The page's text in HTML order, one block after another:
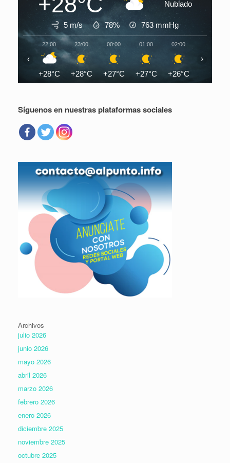
Nublado
5 m/s 78% 763 mmHg
22:00
+28°C
23:00
+28°C
00:00
+27°C
01:00
+27°C
02:00
+26°C
‹ ›
Síguenos en nuestras plataformas sociales
Archivos
julio 2026
junio 2026
mayo 2026
abril 2026
marzo 2026
febrero 2026
enero 2026
diciembre 2025
noviembre 2025
octubre 2025